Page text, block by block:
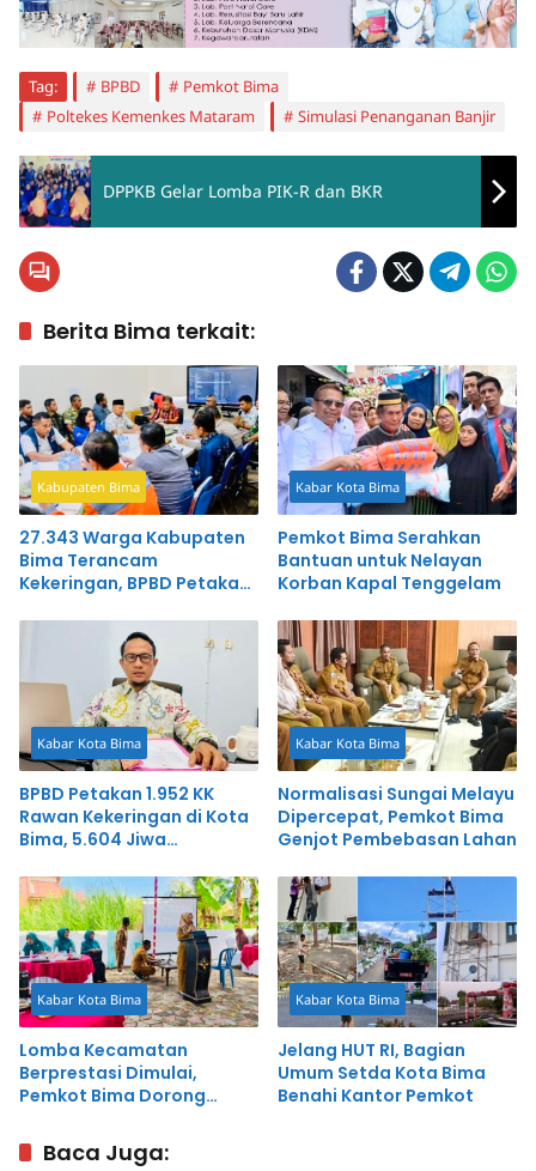
Tag: BPBD
Pemkot Bima
Poltekes Kemenkes Mataram
Simulasi Penanganan Banjir
DPPKB Gelar Lomba PIK-R dan BKR
Berita Bima terkait:
Kabupaten Bima
27.343 Warga Kabupaten
Bima Terancam
Kekeringan, BPBD Petakan
Kabar Kota Bima
Pemkot Bima Serahkan
Bantuan untuk Nelayan
Korban Kapal Tenggelam
Kabar Kota Bima
BPBD Petakan 1.952 KK
Rawan Kekeringan di Kota
Bima, 5.604 Jiwa
Kabar Kota Bima
Normalisasi Sungai Melayu
Dipercepat, Pemkot Bima
Genjot Pembebasan Lahan
Kabar Kota Bima
Lomba Kecamatan
Berprestasi Dimulai,
Pemkot Bima Dorong
Cepat
Kabar Kota Bima
Jelang HUT RI, Bagian
Umum Setda Kota Bima
Benahi Kantor Pemkot
Baca Juga: